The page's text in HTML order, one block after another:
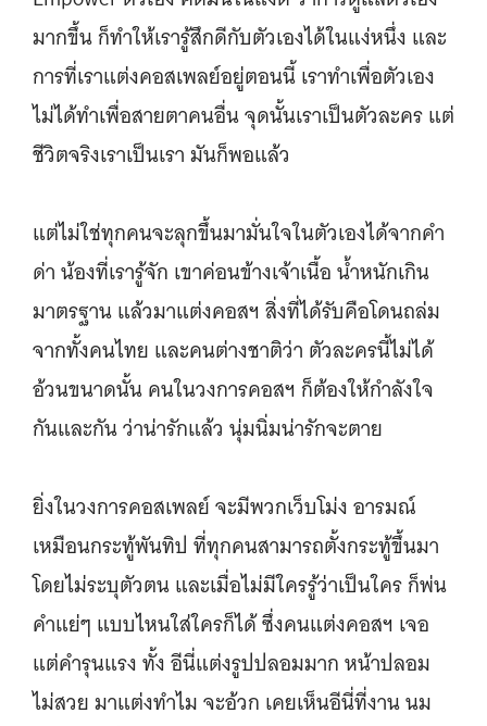
มากขึ้น ก็ทำให้เรารู้สึกดีกับตัวเองได้ในแง่หนึ่ง และ
การที่เราแต่งคอสเพลย์อยู่ตอนนี้ เราทำเพื่อตัวเอง
ไม่ได้ทำเพื่อสายตาคนอื่น จุดนั้นเราเป็นตัวละคร แต่
ชีวิตจริงเราเป็นเรา มันก็พอแล้ว
แต่ไม่ใช่ทุกคนจะลุกขึ้นมามั่นใจในตัวเองได้จากคำ
ด่า น้องที่เรารู้จัก เขาค่อนข้างเจ้าเนื้อ น้ำหนักเกิน
มาตรฐาน แล้วมาแต่งคอสฯ สิ่งที่ได้รับคือโดนถล่ม
จากทั้งคนไทย และคนต่างชาติว่า ตัวละครนี้ไม่ได้
อ้วนขนาดนั้น คนในวงการคอสฯ ก็ต้องให้กำลังใจ
กันและกัน ว่าน่ารักแล้ว นุ่มนิ่มน่ารักจะตาย
ยิ่งในวงการคอสเพลย์ จะมีพวกเว็บโม่ง อารมณ์
เหมือนกระทู้พันทิป ที่ทุกคนสามารถตั้งกระทู้ขึ้นมา
โดยไม่ระบุตัวตน และเมื่อไม่มีใครรู้ว่าเป็นใคร ก็พ่น
คำแย่ๆ แบบไหนใส่ใครก็ได้ ซึ่งคนแต่งคอสฯ เจอ
แต่คำรุนแรง ทั้ง อีนี่แต่งรูปปลอมมาก หน้าปลอม
ไม่สวย มาแต่งทำไม จะอ้วก เคยเห็นอีนี่ที่งาน นม